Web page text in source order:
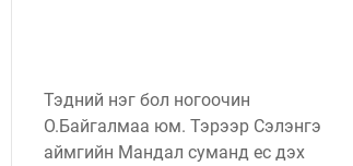
Тэдний нэг бол ногоочин
О.Байгалмаа юм. Тэрээр Сэлэнгэ
аймгийн Мандал суманд ес дэх